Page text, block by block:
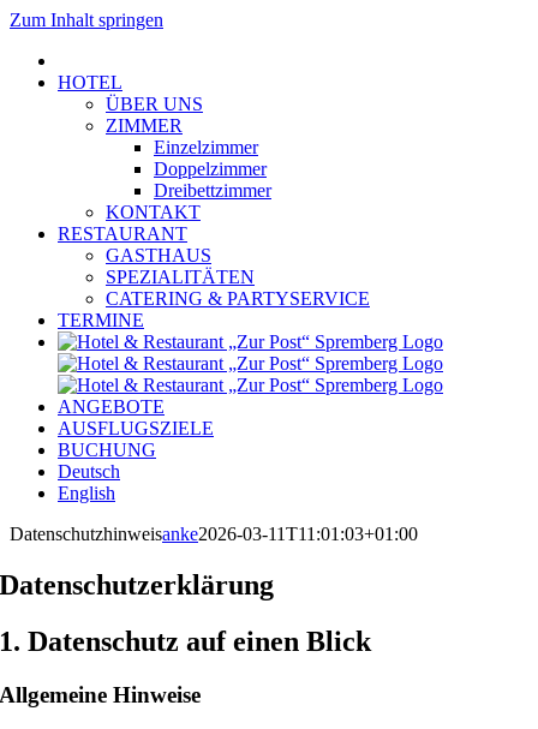
Zum Inhalt springen
HOTEL
ÜBER UNS
ZIMMER
Einzelzimmer
Doppelzimmer
Dreibettzimmer
KONTAKT
RESTAURANT
GASTHAUS
SPEZIALITÄTEN
CATERING & PARTYSERVICE
TERMINE
ANGEBOTE
AUSFLUGSZIELE
BUCHUNG
Deutsch
English
Datenschutzhinweisanke2026-03-11T11:01:03+01:00
Datenschutzerklärung
1. Datenschutz auf einen Blick
Allgemeine Hinweise